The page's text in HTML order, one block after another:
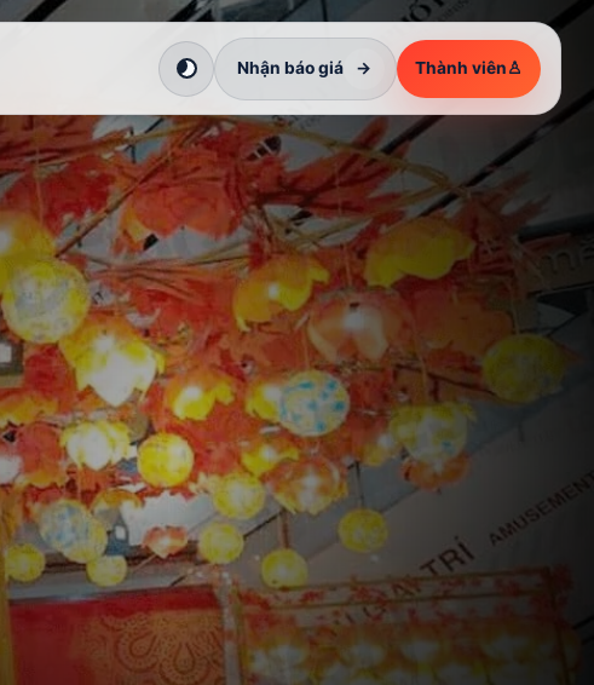
Chuyển sang giao diện tối
Nhận báo giá → Thành viên♙